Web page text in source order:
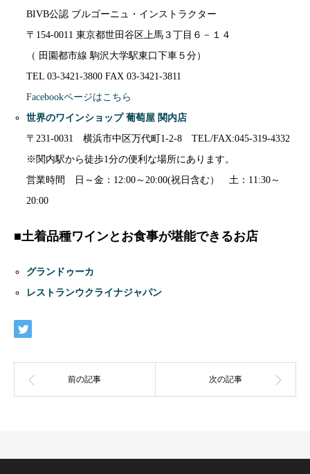
BIVB公認 ブルゴーニュ・インストラクター
〒154-0011 東京都世田谷区上馬３丁目６－１４
（ 田園都市線 駒沢大学駅東口下車５分）
TEL 03-3421-3800 FAX 03-3421-3811
Facebookページはこちら
世界のワインショップ 葡萄屋 関内店
〒231-0031 横浜市中区万代町1-2-8 TEL/FAX:045-319-4332
※関内駅から徒歩1分の便利な場所にあります。
営業時間 日～金：12:00～20:00(祝日含む） 土：11:30～
20:00
■土着品種ワインとお食事が堪能できるお店
グランドゥーカ
レストランウクライナジャパン